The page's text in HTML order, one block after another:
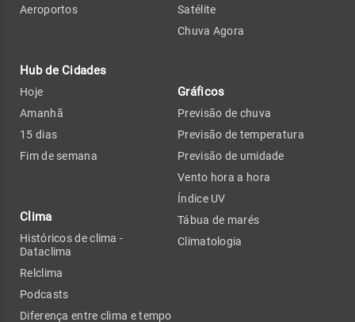
Aeroportos
Hub de Cidades
Hoje
Amanhã
15 dias
Fim de semana
Clima
Históricos de clima -
Dataclima
Relclima
Podcasts
Diferença entre clima e tempo
Satélite
Chuva Agora
Gráficos
Previsão de chuva
Previsão de temperatura
Previsão de umidade
Vento hora a hora
Índice UV
Tábua de marés
Climatologia